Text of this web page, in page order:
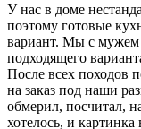
У нас в доме
поэтому готовые
вариант. Мы с
подходящего
После всех походов
на заказ под наши
обмерил, посчитал,
хотелось, и